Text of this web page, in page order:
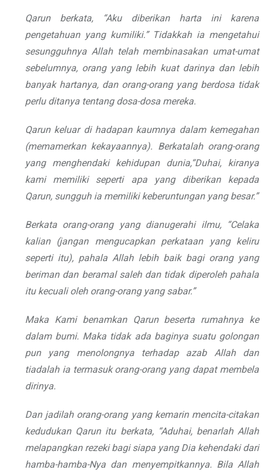
Qarun berkata, “Aku diberikan harta ini karena
pengetahuan yang kumiliki.” Tidakkah ia mengetahui
sesungguhnya Allah telah membinasakan umat-umat
sebelumnya, orang yang lebih kuat darinya dan lebih
banyak hartanya, dan orang-orang yang berdosa tidak
perlu ditanya tentang dosa-dosa mereka.
Qarun keluar di hadapan kaumnya dalam kemegahan
(memamerkan kekayaannya). Berkatalah orang-orang
yang menghendaki kehidupan dunia,“Duhai, kiranya
kami memiliki seperti apa yang diberikan kepada
Qarun, sungguh ia memiliki keberuntungan yang besar.”
Berkata orang-orang yang dianugerahi ilmu, “Celaka
kalian (jangan mengucapkan perkataan yang keliru
seperti itu), pahala Allah lebih baik bagi orang yang
beriman dan beramal saleh dan tidak diperoleh pahala
itu kecuali oleh orang-orang yang sabar.”
Maka Kami benamkan Qarun beserta rumahnya ke
dalam bumi. Maka tidak ada baginya suatu golongan
pun yang menolongnya terhadap azab Allah dan
tiadalah ia termasuk orang-orang yang dapat membela
dirinya.
Dan jadilah orang-orang yang kemarin mencita-citakan
kedudukan Qarun itu berkata, “Aduhai, benarlah Allah
melapangkan rezeki bagi siapa yang Dia kehendaki dari
hamba-hamba-Nya dan menyempitkannya. Bila Allah